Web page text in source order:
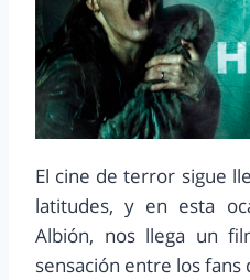
El cine de terror sigue
latitudes, y en esta
Albión, nos llega un
sensación entre los fans